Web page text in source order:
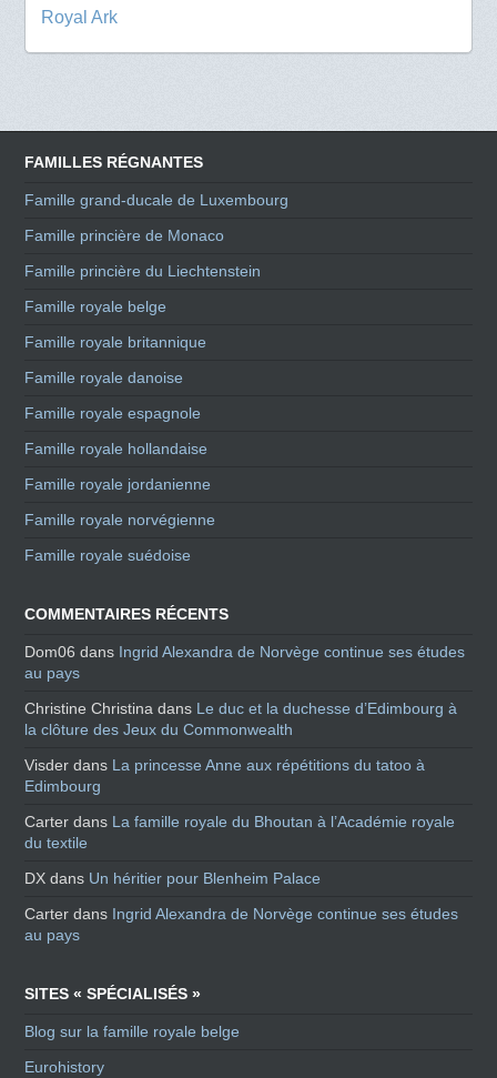
Royal Ark
FAMILLES RÉGNANTES
Famille grand-ducale de Luxembourg
Famille princière de Monaco
Famille princière du Liechtenstein
Famille royale belge
Famille royale britannique
Famille royale danoise
Famille royale espagnole
Famille royale hollandaise
Famille royale jordanienne
Famille royale norvégienne
Famille royale suédoise
COMMENTAIRES RÉCENTS
Dom06 dans Ingrid Alexandra de Norvège continue ses études
au pays
Christine Christina dans Le duc et la duchesse d’Edimbourg à
la clôture des Jeux du Commonwealth
Visder dans La princesse Anne aux répétitions du tatoo à
Edimbourg
Carter dans La famille royale du Bhoutan à l’Académie royale
du textile
DX dans Un héritier pour Blenheim Palace
Carter dans Ingrid Alexandra de Norvège continue ses études
au pays
SITES « SPÉCIALISÉS »
Blog sur la famille royale belge
Eurohistory